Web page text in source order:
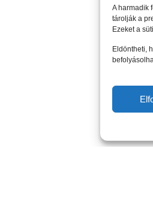
A harmadik
tárolják a
Ezeket a
Eldöntheti,